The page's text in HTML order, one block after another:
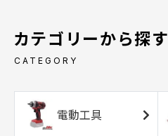
カテゴリーから探す
CATEGORY
電動工具